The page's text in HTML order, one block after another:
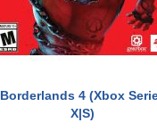
Borderlands 4 (Xbox
X|S)